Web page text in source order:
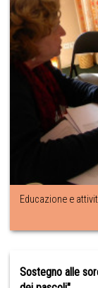
Educazione e
Sostegno alle